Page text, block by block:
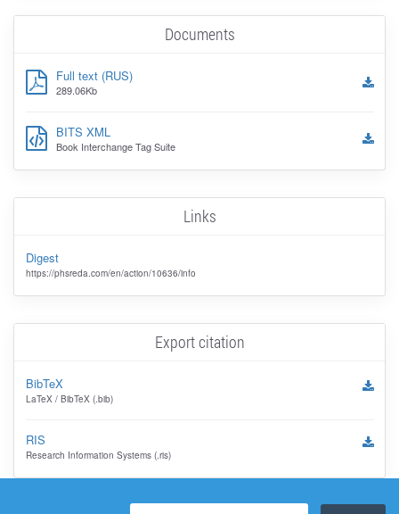
Documents
Full text (RUS)
289.06Kb
BITS XML
Book Interchange Tag Suite
Links
Digest
https://phsreda.com/en/action/10636/info
Export citation
BibTeX
LaTeX / BibTeX (.bib)
RIS
Research Information Systems (.ris)